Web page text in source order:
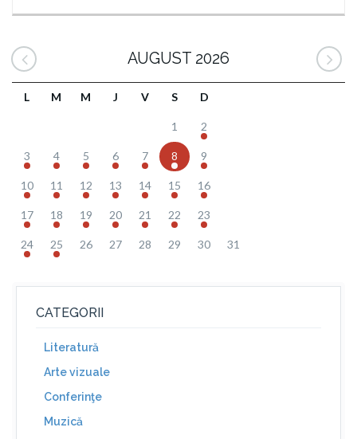
AUGUST 2026
L M M J V S D
1 2
3 4 5 6 7 8 9
10 11 12 13 14 15 16
17 18 19 20 21 22 23
24 25 26 27 28 29 30 31
CATEGORII
Literatură
Arte vizuale
Conferinţe
Muzică